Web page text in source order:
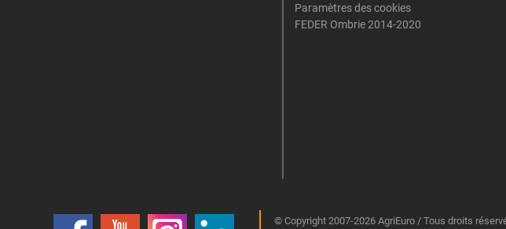
Paramètres des cookies
FEDER Ombrie 2014-2020
© Copyright 2007-2026 AgriEuro / Tous droits